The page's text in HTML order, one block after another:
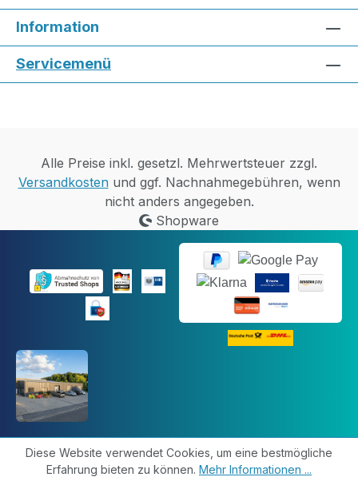
Information
Servicemenü
Alle Preise inkl. gesetzl. Mehrwertsteuer zzgl.
Versandkostenund ggf. Nachnahmegebühren, wenn
nicht anders angegeben.
Shopware
Diese Website verwendet Cookies, um eine bestmögliche
Erfahrung bieten zu können. Mehr Informationen ...